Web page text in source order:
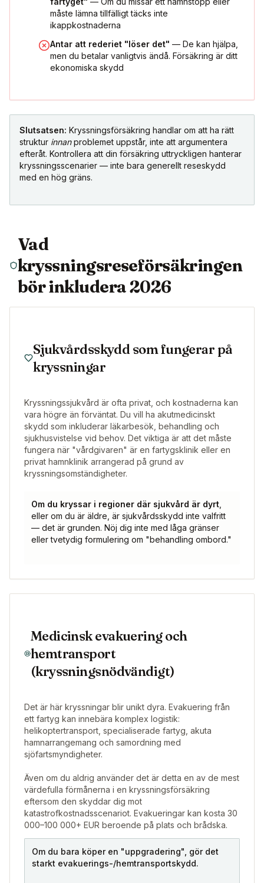
måste lämna tillfälligt täcks inte
ikappkostnaderna
Antar att rederiet "löser det" — De kan hjälpa,
men du betalar vanligtvis ändå. Försäkring är ditt
ekonomiska skydd
Slutsatsen: Kryssningsförsäkring handlar om att ha rätt
struktur innanproblemet uppstår, inte att argumentera
efteråt. Kontrollera att din försäkring uttryckligen hanterar
kryssningsscenarier — inte bara generellt reseskydd
med en hög gräns.
Vad
kryssningsreseförsäkringen
bör inkludera 2026
Sjukvårdsskydd som fungerar på
kryssningar
Kryssningssjukvård är ofta privat, och kostnaderna kan
vara högre än förväntat. Du vill ha akutmedicinskt
skydd som inkluderar läkarbesök, behandling och
sjukhusvistelse vid behov. Det viktiga är att det måste
fungera när "vårdgivaren" är en fartygsklinik eller en
privat hamnklinik arrangerad på grund av
kryssningsomständigheter.
Om du kryssar i regioner där sjukvård är dyrt,
eller om du är äldre, är sjukvårdsskydd inte valfritt
— det är grunden. Nöj dig inte med låga gränser
eller tvetydig formulering om "behandling ombord."
Medicinsk evakuering och
hemtransport
(kryssningsnödvändigt)
Det är här kryssningar blir unikt dyra. Evakuering från
ett fartyg kan innebära komplex logistik:
helikoptertransport, specialiserade fartyg, akuta
hamnarrangemang och samordning med
sjöfartsmyndigheter.
Även om du aldrig använder det är detta en av de mest
värdefulla förmånerna i en kryssningsförsäkring
eftersom den skyddar dig mot
katastrofkostnadsscenariot. Evakueringar kan kosta 30
000–100 000+ EUR beroende på plats och brådska.
Om du bara köper en "uppgradering", gör det
starkt evakuerings-/hemtransportskydd.